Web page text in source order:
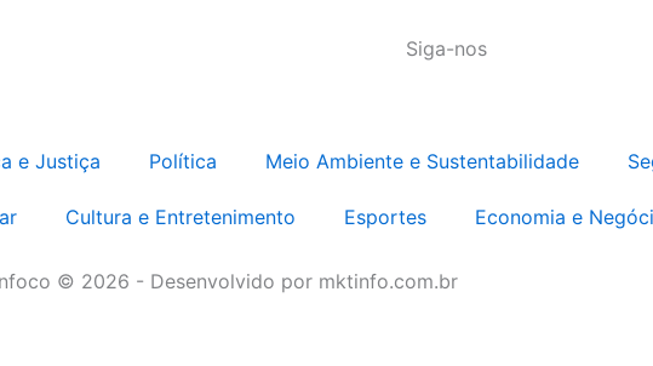
Siga-nos
e Justiça Política Meio Ambiente e Sustentabilidade
Cultura e Entretenimento Esportes Economia e
© 2026 - Desenvolvido por mktinfo.com.br